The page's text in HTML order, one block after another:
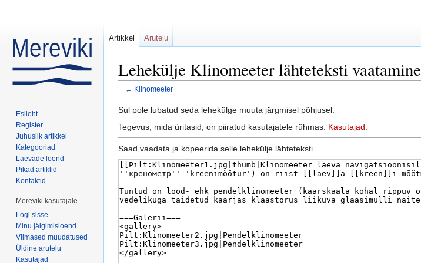
Lehekülje Klinomeeter lähteteksti vaatamine
← Klinomeeter
Sul pole lubatud seda lehekülge muuta järgmisel põhjusel:
Tegevus, mida üritasid, on piiratud kasutajatele rühmas: Kasutajad
Saad vaadata ja kopeerida selle lehekülje lähteteksti.
Artikkel Arutelu
Esileht
Register
Juhuslik artikkel
Kategooriad
Laevade loend
Pikad artiklid
Kontaktid
Mereviki kasutajale
Logi sisse
Minu jälgimisloend
Viimased muudatused
Üldine arutelu
Kasutajad